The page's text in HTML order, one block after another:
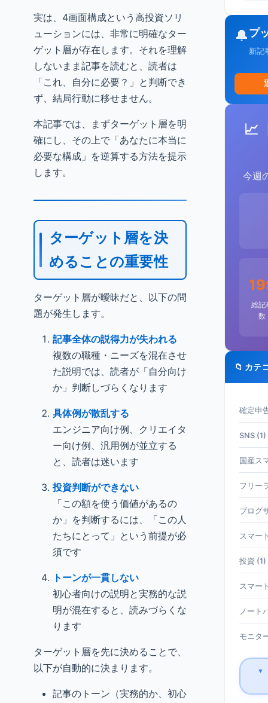
実は、4画面構成という高投資ソリ
ューションには、非常に明確なター
ゲット層が存在します。それを理解
しないまま記事を読むと、読者は
「これ、自分に必要？」と判断でき
ず、結局行動に移せません。
本記事では、まずターゲット層を明
確にし、その上で「あなたに本当に
必要な構成」を逆算する方法を提示
します。
ターゲット層を決
めることの重要性
ターゲット層が曖昧だと、以下の問
題が発生します。
記事全体の説得力が失われる
複数の職種・ニーズを混在させ
た説明では、読者が「自分向け
か」判断しづらくなります
具体例が散乱する
エンジニア向け例、クリエイタ
ー向け例、汎用例が並立する
と、読者は迷います
投資判断ができない
「この額を使う価値があるの
か」を判断するには、「この人
たちにとって」という前提が必
須です
トーンが一貫しない
初心者向けの説明と実務的な説
明が混在すると、読みづらくな
ります
ターゲット層を先に決めることで、
以下が自動的に決まります。
記事のトーン（実務的か、初心
🔔プ
新記
📈
今週
総記
数
📁 カテ
確定申
SNS (1)
国産ス
フリー
ブログ
スマー
投資 (1)
スマー
ノート
モニタ
▼